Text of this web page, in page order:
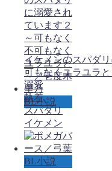
BL小説
イケメンのスパダ
可もなくユラユラ
溺愛
執着
スパダリ
イケメン
BL小説